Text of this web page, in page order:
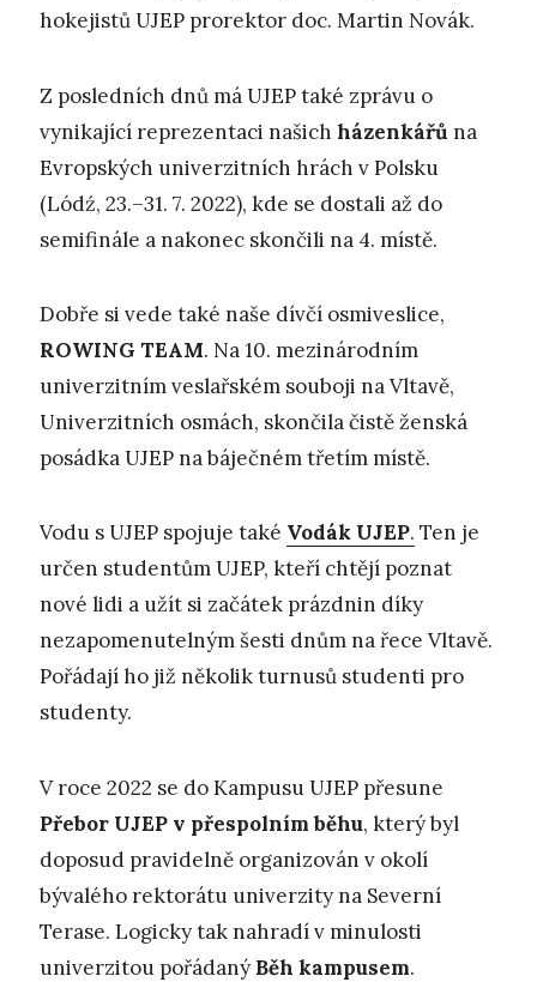
hokejistů UJEP prorektor doc. Martin Novák.
Z posledních dnů má UJEP také zprávu o
vynikající reprezentaci našich házenkářů na
Evropských univerzitních hrách v Polsku
(Lódź, 23.–31. 7. 2022), kde se dostali až do
semifinále a nakonec skončili na 4. místě.
Dobře si vede také naše dívčí osmiveslice,
ROWING TEAM. Na 10. mezinárodním
univerzitním veslařském souboji na Vltavě,
Univerzitních osmách, skončila čistě ženská
posádka UJEP na báječném třetím místě.
Vodu s UJEP spojuje také Vodák UJEP. Ten je
určen studentům UJEP, kteří chtějí poznat
nové lidi a užít si začátek prázdnin díky
nezapomenutelným šesti dnům na řece Vltavě.
Pořádají ho již několik turnusů studenti pro
studenty.
V roce 2022 se do Kampusu UJEP přesune
Přebor UJEP v přespolním běhu, který byl
doposud pravidelně organizován v okolí
bývalého rektorátu univerzity na Severní
Terase. Logicky tak nahradí v minulosti
univerzitou pořádaný Běh kampusem.